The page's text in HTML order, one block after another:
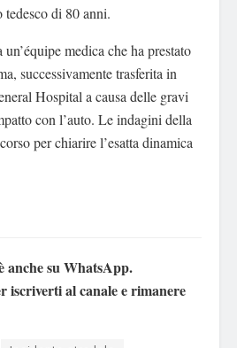
tedesco di 80 anni.
medica che ha prestato
successivamente trasferita in
Hospital a causa delle gravi
con l’auto. Le indagini della
per chiarire l’esatta dinamica
su WhatsApp.
iscriverti al canale e rimanere